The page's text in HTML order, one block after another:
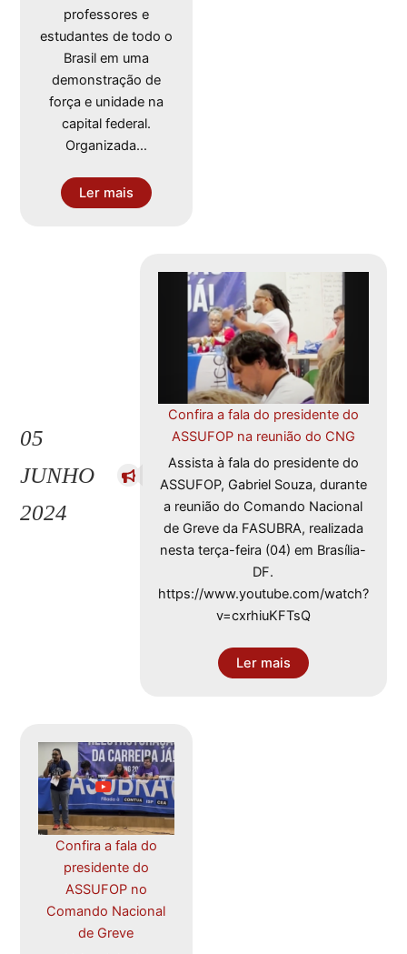
professores e
estudantes de todo o
Brasil em uma
demonstração de
força e unidade na
capital federal.
Organizada…
Ler mais
Confira a fala do presidente do
ASSUFOP na reunião do CNG
Assista à fala do presidente do
ASSUFOP, Gabriel Souza, durante
a reunião do Comando Nacional
de Greve da FASUBRA, realizada
nesta terça-feira (04) em Brasília-
DF.
https://www.youtube.com/watch?
v=cxrhiuKFTsQ
Ler mais
05
JUNHO
2024
Confira a fala do
presidente do
ASSUFOP no
Comando Nacional
de Greve